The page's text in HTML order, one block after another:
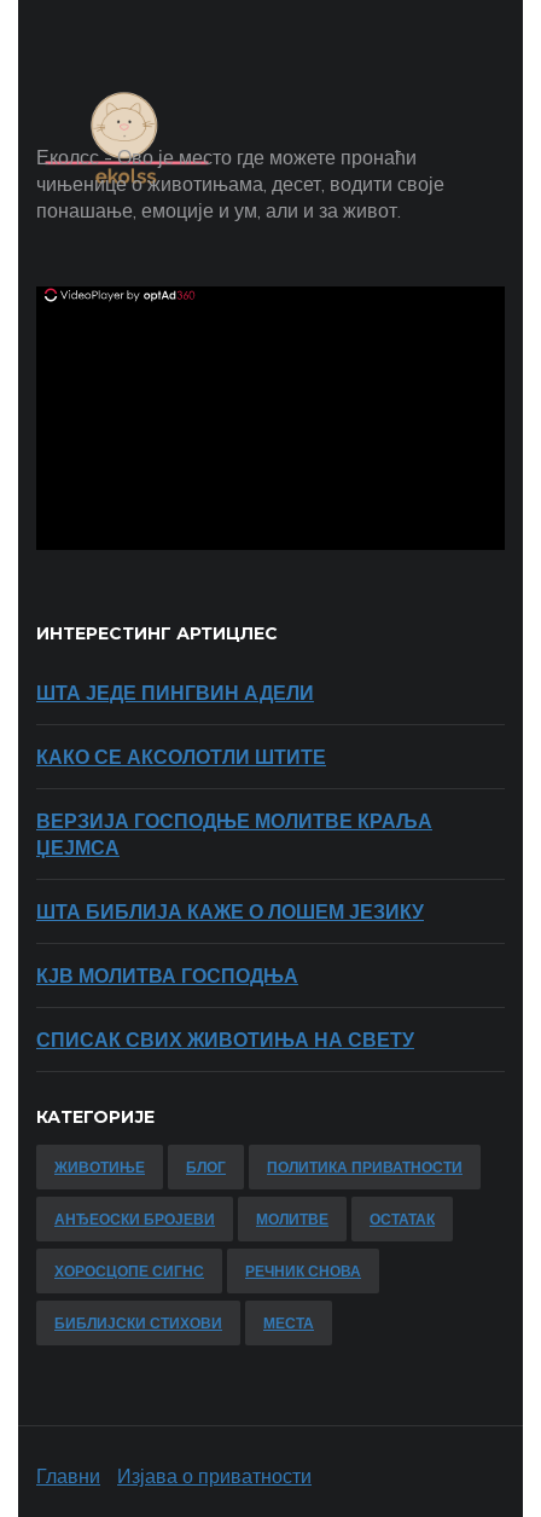
Еколсс - Ово је место где можете пронаћи
чињенице о животињама, десет, водити своје
понашање, емоције и ум, али и за живот.
ИНТЕРЕСТИНГ АРТИЦЛЕС
ШТА ЈЕДЕ ПИНГВИН АДЕЛИ
КАКО СЕ АКСОЛОТЛИ ШТИТЕ
ВЕРЗИЈА ГОСПОДЊЕ МОЛИТВЕ КРАЉА
ЏЕЈМСА
ШТА БИБЛИЈА КАЖЕ О ЛОШЕМ ЈЕЗИКУ
КЈВ МОЛИТВА ГОСПОДЊА
СПИСАК СВИХ ЖИВОТИЊА НА СВЕТУ
КАТЕГОРИЈЕ
ЖИВОТИЊЕ БЛОГ ПОЛИТИКА ПРИВАТНОСТИ
АНЂЕОСКИ БРОЈЕВИ МОЛИТВЕ ОСТАТАК
ХОРОСЦОПЕ СИГНС РЕЧНИК СНОВА
БИБЛИЈСКИ СТИХОВИ МЕСТА
Главни Изјава о приватности